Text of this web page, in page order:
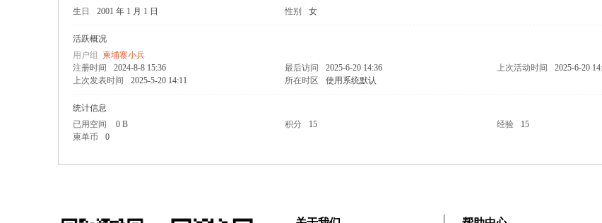
生日 2001 年 1 月 1 日 性别 女
活跃概况
用户组 柬埔寨小兵
注册时间
2024-8-8 15:36 最后访问 2025-6-20 14:36 上次活动时间
2025-6-20
上次发表时间
2025-5-20 14:11 所在时区 使用系统默认
统计信息
已用空间
0 B 积分 15 经验
15
柬单币
0